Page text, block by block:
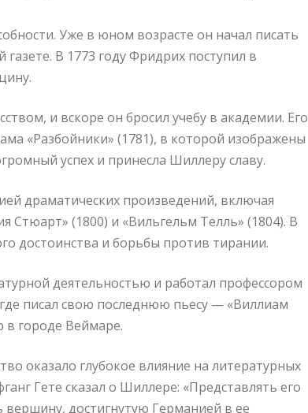
Уже в юном возрасте он начал писать
В 1773 году Фридрих поступил в
и вскоре он бросил учебу в академии. Его
«Разбойники» (1781), в которой изображены
успех и принесла Шиллеру славу.
драматических произведений, включая
Стюарт» (1800) и «Вильгельм Телль» (1804). В
достоинства и борьбы против тирании.
деятельностью и работал профессором
писал свою последнюю пьесу — «Виллиам
в городе Веймаре.
оказало глубокое влияние на литературных
Гете сказал о Шиллере: «Представлять его
достигнутую Германией в ее